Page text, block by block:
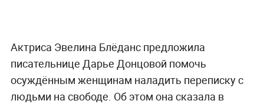
Актриса Эвелина Блёданс предложила
писательнице Дарье Донцовой помочь
осуждённым женщинам наладить переписку с
людьми на свободе. Об этом она сказала в